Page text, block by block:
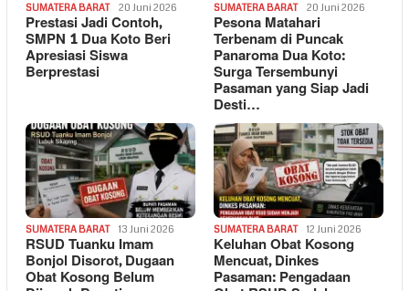
SUMATERA BARAT 20 Juni 2026
Prestasi Jadi Contoh,
SMPN 1 Dua Koto Beri
Apresiasi Siswa
Berprestasi
SUMATERA BARAT 20 Juni 2026
Pesona Matahari
Terbenam di Puncak
Panaroma Dua Koto:
Surga Tersembunyi
Pasaman yang Siap Jadi
Desti…
SUMATERA BARAT 13 Juni 2026
RSUD Tuanku Imam
Bonjol Disorot, Dugaan
Obat Kosong Belum
SUMATERA BARAT 12 Juni 2026
Keluhan Obat Kosong
Mencuat, Dinkes
Pasaman: Pengadaan